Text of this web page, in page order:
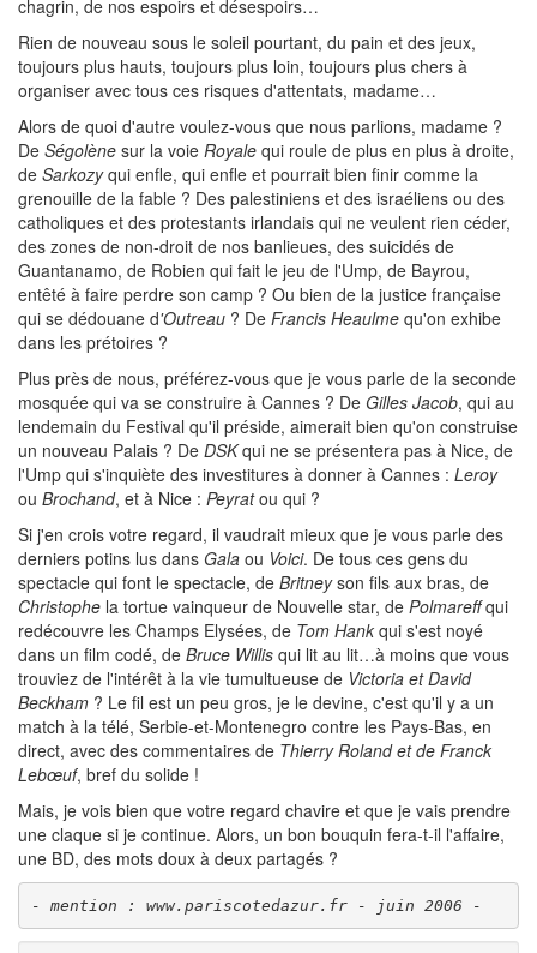
chagrin, de nos espoirs et désespoirs…
Rien de nouveau sous le soleil pourtant, du pain et des jeux,
toujours plus hauts, toujours plus loin, toujours plus chers à
organiser avec tous ces risques d'attentats, madame…
Alors de quoi d'autre voulez-vous que nous parlions, madame ?
De Ségolène sur la voie Royale qui roule de plus en plus à droite,
de Sarkozyqui enfle, qui enfle et pourrait bien finir comme la
grenouille de la fable ? Des palestiniens et des israéliens ou des
catholiques et des protestants irlandais qui ne veulent rien céder,
des zones de non-droit de nos banlieues, des suicidés de
Guantanamo, de Robien qui fait le jeu de l'Ump, de Bayrou,
entêté à faire perdre son camp ? Ou bien de la justice française
qui se dédouane d'Outreau ? De Francis Heaulme qu'on exhibe
dans les prétoires ?
Plus près de nous, préférez-vous que je vous parle de la seconde
mosquée qui va se construire à Cannes ? De Gilles Jacob, qui au
lendemain du Festival qu'il préside, aimerait bien qu'on construise
un nouveau Palais ? De DSKqui ne se présentera pas à Nice, de
l'Ump qui s'inquiète des investitures à donner à Cannes : Leroy
ou Brochand, et à Nice : Peyratou qui ?
Si j'en crois votre regard, il vaudrait mieux que je vous parle des
derniers potins lus dans Gala ou Voici. De tous ces gens du
spectacle qui font le spectacle, de Britneyson fils aux bras, de
Christophe la tortue vainqueur de Nouvelle star, de Polmareffqui
redécouvre les Champs Elysées, de Tom Hank qui s'est noyé
dans un film codé, de Bruce Willis qui lit au lit…à moins que vous
trouviez de l'intérêt à la vie tumultueuse de Victoria et David
Beckham ? Le fil est un peu gros, je le devine, c'est qu'il y a un
match à la télé, Serbie-et-Montenegro contre les Pays-Bas, en
direct, avec des commentaires de Thierry Roland et de Franck
Lebœuf, bref du solide !
Mais, je vois bien que votre regard chavire et que je vais prendre
une claque si je continue. Alors, un bon bouquin fera-t-il l'affaire,
une BD, des mots doux à deux partagés ?
- mention : www.pariscotedazur.fr - juin 2006 -